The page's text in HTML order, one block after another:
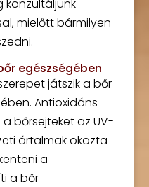
konzultáljunk
mielőtt bármilyen
egészségében
játszik a bőr
Antioxidáns
bőrsejteket az UV-
ártalmak okozta
a
a bőr